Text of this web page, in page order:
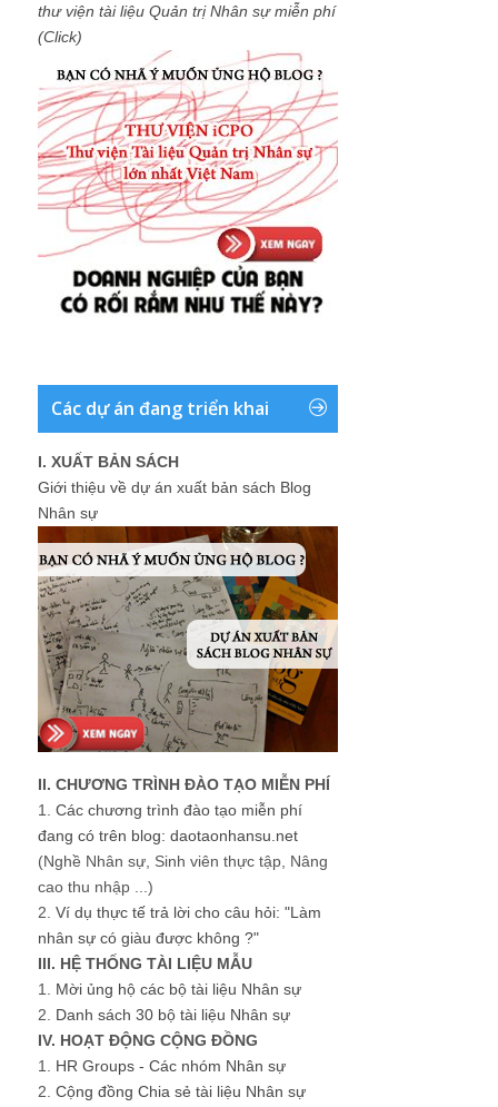
thư viện tài liệu Quản trị Nhân sự miễn phí
(Click)
Các dự án đang triển khai
I. XUẤT BẢN SÁCH
Giới thiệu về dự án xuất bản sách Blog
Nhân sự
II. CHƯƠNG TRÌNH ĐÀO TẠO MIỄN PHÍ
1. Các chương trình đào tạo miễn phí
đang có trên blog: daotaonhansu.net
(Nghề Nhân sự, Sinh viên thực tập, Nâng
cao thu nhập ...)
2. Ví dụ thực tế trả lời cho câu hỏi: "Làm
nhân sự có giàu được không ?"
III. HỆ THỐNG TÀI LIỆU MẪU
1. Mời ủng hộ các bộ tài liệu Nhân sự
2. Danh sách 30 bộ tài liệu Nhân sự
IV. HOẠT ĐỘNG CỘNG ĐỒNG
1. HR Groups - Các nhóm Nhân sự
2. Cộng đồng Chia sẻ tài liệu Nhân sự